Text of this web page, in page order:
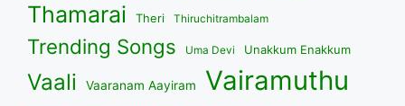
Thamarai Theri Thiruchitrambalam
Trending Songs Uma Devi Unakkum Enakkum
Vaali Vaaranam Aayiram Vairamuthu